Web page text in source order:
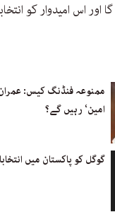
اور اس امیدوار کو
ممنوعہ فنڈنگ کیس:
امین‘ رہیں گے؟
گوگل کو پاکستان میں